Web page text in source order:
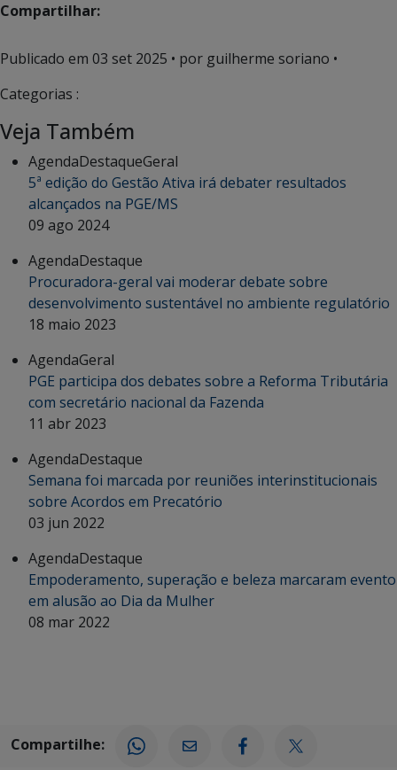
Compartilhar:
Publicado em 03 set 2025 • por guilherme soriano •
Categorias :
Veja Também
AgendaDestaqueGeral
5ª edição do Gestão Ativa irá debater resultados
alcançados na PGE/MS
09 ago 2024
AgendaDestaque
Procuradora-geral vai moderar debate sobre
desenvolvimento sustentável no ambiente regulatório
18 maio 2023
AgendaGeral
PGE participa dos debates sobre a Reforma Tributária
com secretário nacional da Fazenda
11 abr 2023
AgendaDestaque
Semana foi marcada por reuniões interinstitucionais
sobre Acordos em Precatório
03 jun 2022
AgendaDestaque
Empoderamento, superação e beleza marcaram evento
em alusão ao Dia da Mulher
08 mar 2022
Compartilhe: